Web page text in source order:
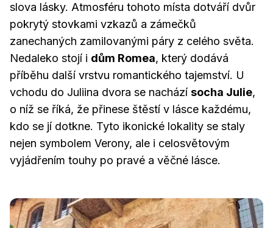
slova lásky. Atmosféru tohoto místa dotváří dvůr
pokrytý stovkami vzkazů a zámečků
zanechaných zamilovanými páry z celého světa.
Nedaleko stojí i dům Romea, který dodává
příběhu další vrstvu romantického tajemství. U
vchodu do Juliina dvora se nachází socha Julie,
o níž se říká, že přinese štěstí v lásce každému,
kdo se jí dotkne. Tyto ikonické lokality se staly
nejen symbolem Verony, ale i celosvětovým
vyjádřením touhy po pravé a věčné lásce.